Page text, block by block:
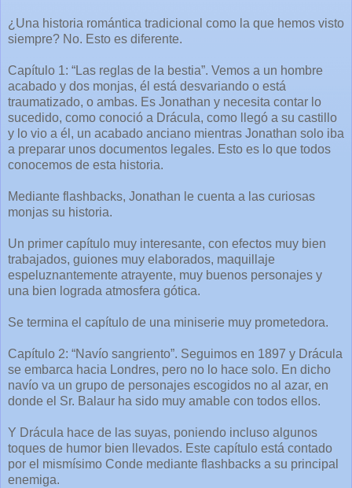
¿Una historia romántica tradicional como la que hemos visto
siempre? No. Esto es diferente.
Capítulo 1: “Las reglas de la bestia”. Vemos a un hombre
acabado y dos monjas, él está desvariando o está
traumatizado, o ambas. Es Jonathan y necesita contar lo
sucedido, como conoció a Drácula, como llegó a su castillo
y lo vio a él, un acabado anciano mientras Jonathan solo iba
a preparar unos documentos legales. Esto es lo que todos
conocemos de esta historia.
Mediante flashbacks, Jonathan le cuenta a las curiosas
monjas su historia.
Un primer capítulo muy interesante, con efectos muy bien
trabajados, guiones muy elaborados, maquillaje
espeluznantemente atrayente, muy buenos personajes y
una bien lograda atmosfera gótica.
Se termina el capítulo de una miniserie muy prometedora.
Capítulo 2: “Navío sangriento”. Seguimos en 1897 y Drácula
se embarca hacia Londres, pero no lo hace solo. En dicho
navío va un grupo de personajes escogidos no al azar, en
donde el Sr. Balaur ha sido muy amable con todos ellos.
Y Drácula hace de las suyas, poniendo incluso algunos
toques de humor bien llevados. Este capítulo está contado
por el mismísimo Conde mediante flashbacks a su principal
enemiga.